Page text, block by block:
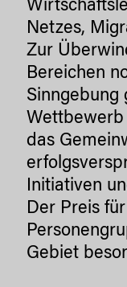
Netzes,
Zur
Bereichen
Sinngebung
Wettbewerb
das
Initiativen
Der Preis
Gebiet